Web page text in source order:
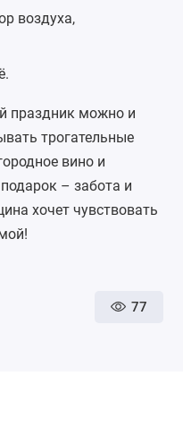
воздуха,
праздник можно и
трогательные
вино и
– забота и
хочет чувствовать
77